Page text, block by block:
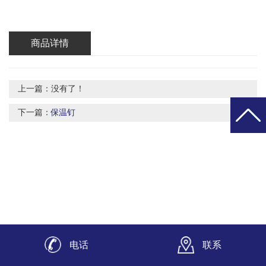
商品详情
上一篇：没有了！
下一篇：保温钉
电话 联系